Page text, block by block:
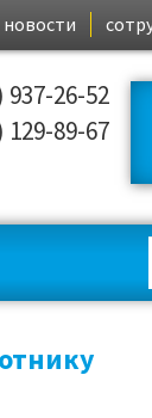
новости
937-26-52
129-89-67